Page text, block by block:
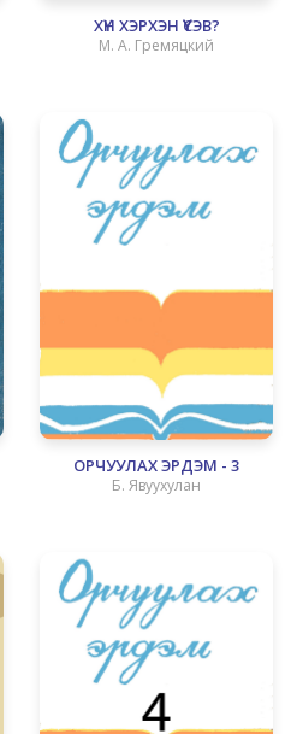
ХҮН ХЭРХЭН ҮҮСЭВ?
М. А. Гремяцкий
ОРЧУУЛАХ ЭРДЭМ - 3
Б. Явуухулан